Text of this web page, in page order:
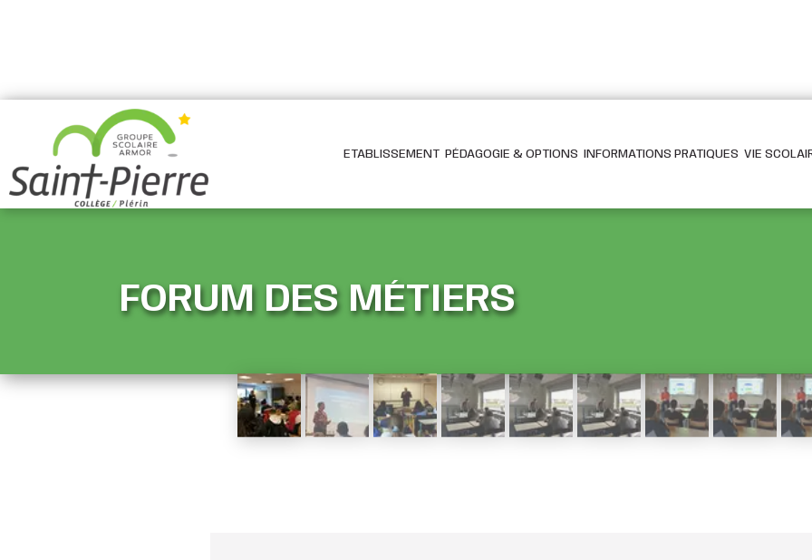
ETABLISSEMENT PÉDAGOGIE & OPTIONS INFORMATIONS PRATIQUES VIE
FORUM DES MÉTIERS